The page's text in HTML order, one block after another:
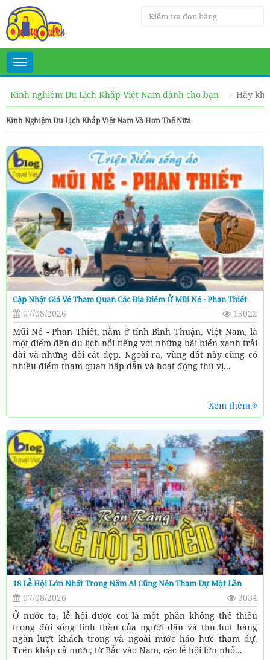
Toggle
navigation
Kinh nghiệm Du Lịch Khắp Việt Nam dành cho bạn
Hãy
Kinh Nghiệm Du Lịch Khắp Việt Nam Và Hơn Thế Nữa
Cập Nhật Giá Vé Tham Quan Các Địa Điểm Ở Mũi Né - Phan Thiết
07/08/2026
15022
Mũi Né - Phan Thiết, nằm ở tỉnh Bình Thuận, Việt Nam, là
một điểm đến du lịch nổi tiếng với những bãi biển xanh trải
dài và những đồi cát đẹp. Ngoài ra, vùng đất này cũng có
nhiều điểm tham quan hấp dẫn và hoạt động thú vị...
Xem thêm
18 Lễ Hội Lớn Nhất Trong Năm Ai Cũng Nên Tham Dự Một Lần
07/08/2026
3034
Ở nước ta, lễ hội được coi là một phần không thể thiếu
trong đời sống tinh thần của người dân và thu hút hàng
ngàn lượt khách trong và ngoài nước háo hức tham dự.
Trên khắp cả nước, từ Bắc vào Nam, các lễ hội lớn nhỏ...